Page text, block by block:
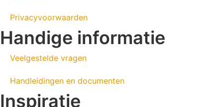
Privacyvoorwaarden
Handige informatie
Veelgestelde vragen
Handleidingen en documenten
Inspiratie